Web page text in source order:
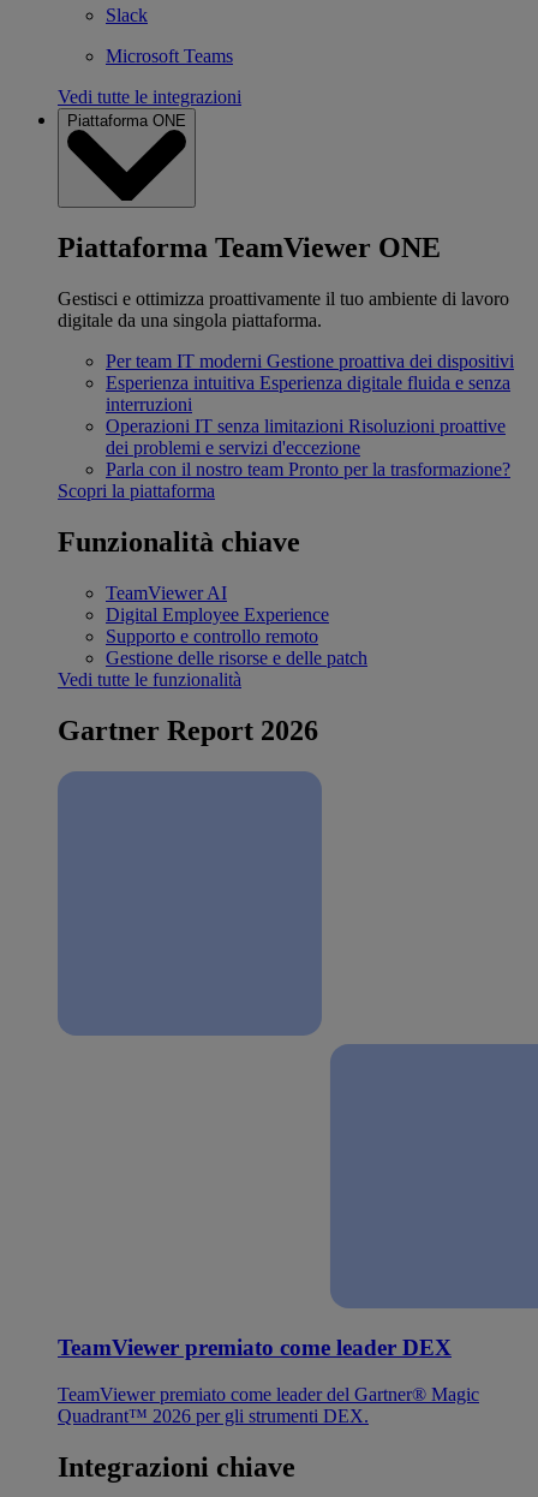
Slack
Microsoft Teams
Vedi tutte le integrazioni
Piattaforma ONE
Piattaforma TeamViewer ONE
Gestisci e ottimizza proattivamente il tuo ambiente di lavoro
digitale da una singola piattaforma.
Per team IT moderni Gestione proattiva dei dispositivi
Esperienza intuitiva Esperienza digitale fluida e senza
interruzioni
Operazioni IT senza limitazioni Risoluzioni proattive
dei problemi e servizi d'eccezione
Parla con il nostro team Pronto per la trasformazione?
Scopri la piattaforma
Funzionalità chiave
TeamViewer AI
Digital Employee Experience
Supporto e controllo remoto
Gestione delle risorse e delle patch
Vedi tutte le funzionalità
Gartner Report 2026
TeamViewer premiato come leader DEX
TeamViewer premiato come leader del Gartner® Magic
Quadrant™ 2026 per gli strumenti DEX.
Integrazioni chiave